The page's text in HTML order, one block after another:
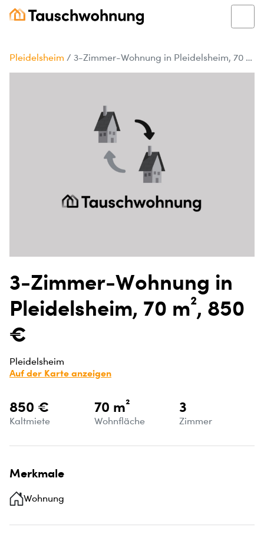
Pleidelsheim / 3-Zimmer-Wohnung in Pleidelsheim, 70 m², 850 €
3-Zimmer-Wohnung in
Pleidelsheim, 70 m², 850
€
Pleidelsheim
Auf der Karte anzeigen
850 €
Kaltmiete
70 m²
Wohnfläche
3
Zimmer
Merkmale
Wohnung